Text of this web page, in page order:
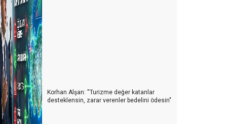
olarak değil yerleşmeye geliyorlar
desteğe muhtaç
Antalyayı izledi
mı? Turizm mi?
özlemişiz
turizm sektöründen kaçıyor
Korhan Alşan: ''Turizme değer katanlar
desteklensin, zarar verenler bedelini ödesin"